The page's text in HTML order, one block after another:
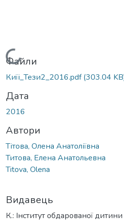
Вантажиться...
Файли
Киїі_Тези2_2016.pdf(303.04
Дата
2016
Автори
Тітова, Олена Анатоліївна
Титова, Елена Анатольевна
Titova, Olena
Видавець
К.: Інститут обдарованої дитини